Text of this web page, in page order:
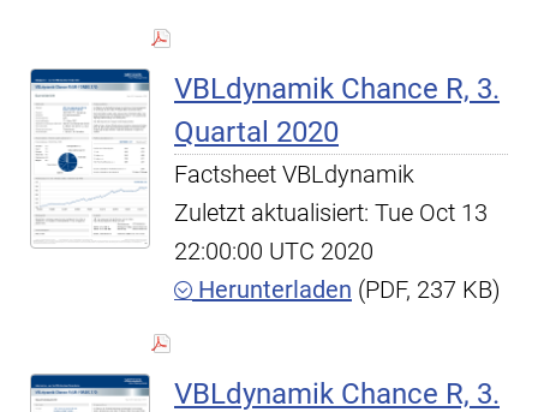
VBLdynamik Chance R, 3.
Quartal 2020
Factsheet VBLdynamik
Zuletzt aktualisiert: Tue Oct 13
22:00:00 UTC 2020
Herunterladen (PDF, 237 KB)
VBLdynamik Chance R, 3.